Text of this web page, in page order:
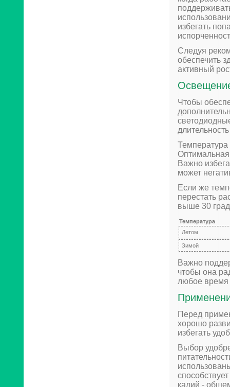
избегать
Следуя
обеспечить
активный
Чтобы
Температура
Оптимальная
Важно
может
Если же
перестать
выше 30
Температура
Летом
Зимой
Важно
чтобы она
любое время
Перед
хорошо
избегать
Выбор
калий -